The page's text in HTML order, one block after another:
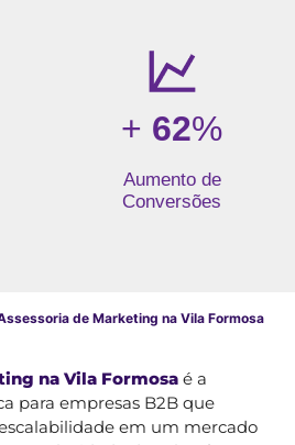
+ 62%
Aumento de
Conversões
de Marketing na Vila Formosa
na Vila Formosa é a
para empresas B2B que
em um mercado